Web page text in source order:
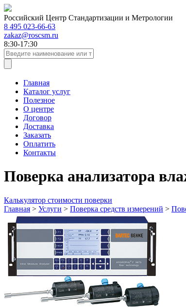
Российский Центр Стандартизации и Метрологии
8 495 023-66-63
zakaz@roscsm.ru
8:30-17:30
Главная
Каталог услуг
Полезное
О центре
Договор
Доставка
Заказать
Оплатить
Контакты
Поверка анализатора
Калькулятор стоимости поверки
Главная > Услуги > Поверка средств измерений >